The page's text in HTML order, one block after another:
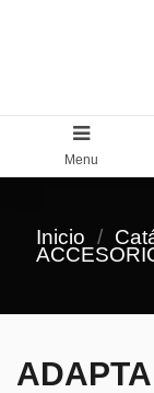
Menu
Inicio